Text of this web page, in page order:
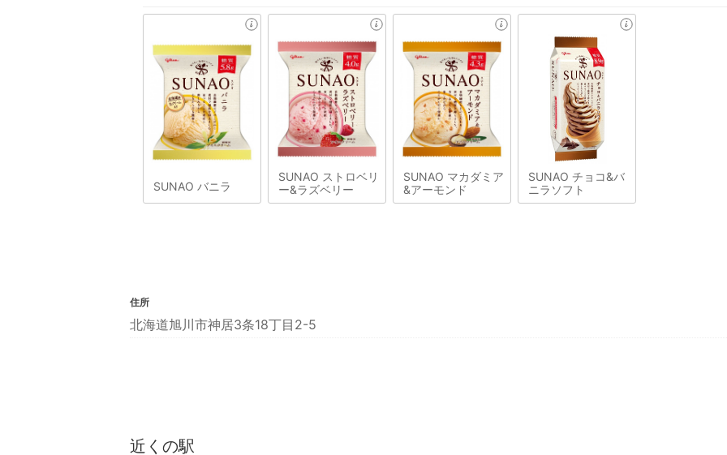
SUNAO バニラ
SUNAO ストロベリ
ー&ラズベリー
SUNAO マカダミア
&アーモンド
SUNAO チョコ&バ
ニラソフト
住所
北海道旭川市神居3条18丁目2-5
近くの駅